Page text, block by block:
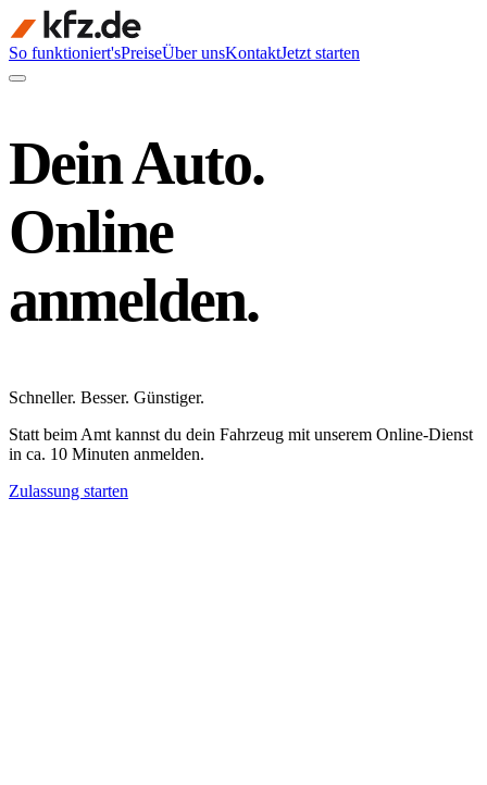
So funktioniert'sPreiseÜber unsKontaktJetzt starten
Dein Auto.
Online
anmelden.
Schneller. Besser. Günstiger.
Statt beim Amt kannst du dein Fahrzeug mit unserem Online-Dienst
in ca. 10 Minuten anmelden.
Zulassung starten